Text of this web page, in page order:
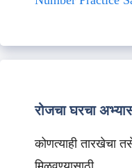
रोजचा घरचा
कोणत्याही तारखेचा